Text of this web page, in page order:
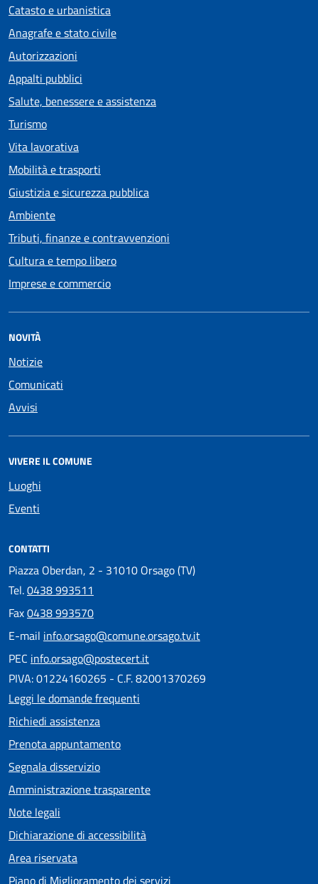
Catasto e urbanistica
Anagrafe e stato civile
Autorizzazioni
Appalti pubblici
Salute, benessere e assistenza
Turismo
Vita lavorativa
Mobilità e trasporti
Giustizia e sicurezza pubblica
Ambiente
Tributi, finanze e contravvenzioni
Cultura e tempo libero
Imprese e commercio
NOVITÀ
Notizie
Comunicati
Avvisi
VIVERE IL COMUNE
Luoghi
Eventi
CONTATTI
Piazza Oberdan, 2 - 31010 Orsago (TV)
Tel.0438 993511
Fax0438 993570
E-mail info.orsago@comune.orsago.tv.it
PEC info.orsago@postecert.it
PIVA: 01224160265 - C.F. 82001370269
Leggi le domande frequenti
Richiedi assistenza
Prenota appuntamento
Segnala disservizio
Amministrazione trasparente
Note legali
Dichiarazione di accessibilità
Area riservata
Piano di Miglioramento dei servizi